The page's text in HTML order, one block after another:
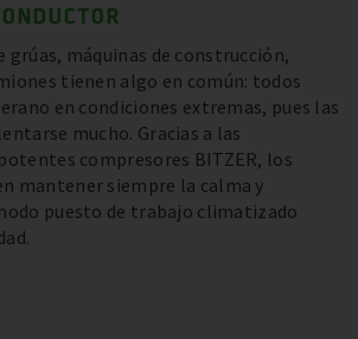
grúas, máquinas de construcción,
tienen algo en común: todos
en condiciones extremas, pues las
mucho. Gracias a las
compresores BITZER, los
mantener siempre la calma y
puesto de trabajo climatizado